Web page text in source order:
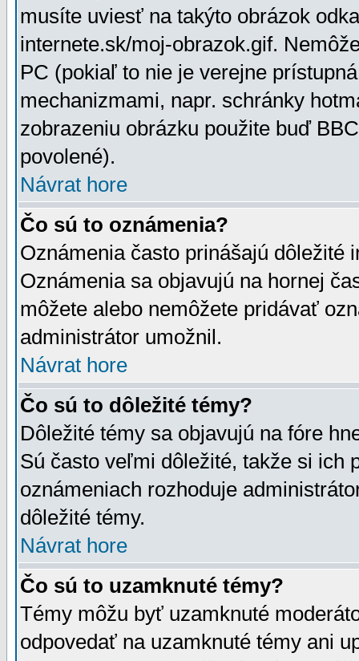
musíte uviesť na takýto obrázok
internete.sk/moj-obrazok.gif.
PC (pokiaľ to nie je verejne
mechanizmami, napr. schránky
zobrazeniu obrázku použite buď
povolené).
Návrat hore
Čo sú to oznámenia?
Oznámenia často prinášajú dôležité
Oznámenia sa objavujú na hornej
môžete alebo nemôžete pridávať
administrátor umožnil.
Návrat hore
Čo sú to dôležité témy?
Dôležité témy sa objavujú na fóre
Sú často veľmi dôležité, takže si ich
oznámeniach rozhoduje
dôležité témy.
Návrat hore
Čo sú to uzamknuté témy?
Témy môžu byť uzamknuté
odpovedať na uzamknuté témy ani